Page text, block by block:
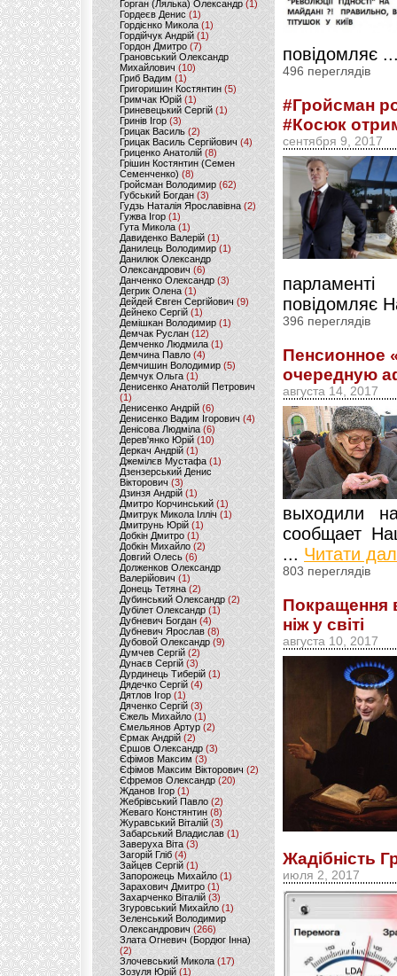
Горган (Лялька) Олександр(1)
Гордеєв Денис (1)
Гордієнко Микола (1)
Гордійчук Андрій (1)
Гордон Дмитро (7)
Грановський Олександр
Михайлович (10)
Гриб Вадим (1)
Григоришин Костянтин (5)
Гримчак Юрій(1)
Гриневецький Сергій(1)
Гринів Ігор (3)
Грицак Василь (2)
Грицак Василь Сергійович (4)
Гриценко Анатолій (8)
Грішин Костянтин (Семен
Семенченко)(8)
Гройсман Володимир(62)
Губський Богдан (3)
Гудзь Наталія Ярославівна(2)
Гужва Ігор (1)
Гута Микола (1)
Давиденко Валерій (1)
Данилець Володимир(1)
Данилюк Олександр
Олександрович (6)
Данченко Олександр (3)
Дегрик Олена(1)
Дейдей Євген Сергійович(9)
Дейнеко Сергій (1)
Демішкан Володимир(1)
Демчак Руслан (12)
Демченко Людмила (1)
Демчина Павло (4)
Демчишин Володимир (5)
Демчук Ольга(1)
Денисенко Анатолій Петрович
(1)
Денисенко Андрій (6)
Денисенко Вадим Ігорович (4)
Денісова Людміла(6)
Дерев'янко Юрій(10)
Деркач Андрій(1)
Джемілєв Мустафа (1)
Дзензерський Денис
Вікторович (3)
Дзинзя Андрій (1)
Дмитро Корчинський (1)
Дмитрук Микола Ілліч (1)
Дмитрунь Юрій (1)
Добкін Дмитро(1)
Добкін Михайло (2)
Довгий Олесь (6)
Долженков Олександр
Валерійович (1)
Донець Тетяна (2)
Дубинський Олександр(2)
Дубілет Олександр (1)
Дубневич Богдан (4)
Дубневич Ярослав (8)
Дубовой Олександр(9)
Думчев Сергій (2)
Дунаєв Сергій(3)
Дурдинець Тиберій (1)
Дядечко Сергій (4)
Дятлов Ігор (1)
Дяченко Сергій (3)
Єжель Михайло (1)
Ємельянов Артур (2)
Єрмак Андрій (2)
Єршов Олександр (3)
Єфімов Максим (3)
Єфімов Максим Вікторович (2)
Єфремов Олександр (20)
Жданов Ігор (1)
Жебрівський Павло (2)
Жеваго Констянтин (8)
Журавський Віталій (3)
Забарський Владислав (1)
Заверуха Віта (3)
Загорій Гліб (4)
Зайцев Сергій(1)
Запорожець Михайло (1)
Зарахович Дмитро (1)
Захарченко Віталій (3)
Згуровський Михайло (1)
Зеленський Володимир
Олександрович (266)
Злата Огневич (Бордюг Інна)
(2)
Злочевський Микола(17)
Зозуля Юрій (1)
повідомляє
496 переглядів
#Гройсман
#Косюк
сентября 9, 2017
повідомляє
396 переглядів
Пенсионное
очередную
августа 14, 2017
выходили
сообщает
... Читати
803 переглядів
Покращення
ніж у світі
августа 10, 2017
Жадібність
июля 2, 2017